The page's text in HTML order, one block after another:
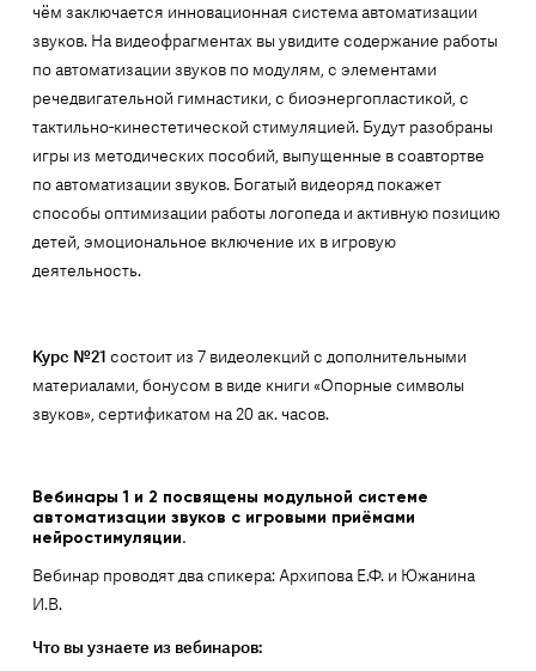
чём заключается инновационная система автоматизации
звуков. На видеофрагментах вы увидите содержание работы
по автоматизации звуков по модулям, с элементами
речедвигательной гимнастики, с биоэнергопластикой, с
тактильно-кинестетической стимуляцией. Будут разобраны
игры из методических пособий, выпущенные в соавтортве
по автоматизации звуков. Богатый видеоряд покажет
способы оптимизации работы логопеда и активную позицию
детей, эмоциональное включение их в игровую
деятельность.
Курс №21 состоит из 7 видеолекций с дополнительными
материалами, бонусом в виде книги «Опорные символы
звуков», сертификатом на 20 ак. часов.
Вебинары 1 и 2 посвящены модульной системе
автоматизации звуков с игровыми приёмами
нейростимуляции.
Вебинар проводят два спикера: Архипова Е.Ф. и Южанина
И.В.
Что вы узнаете из вебинаров: